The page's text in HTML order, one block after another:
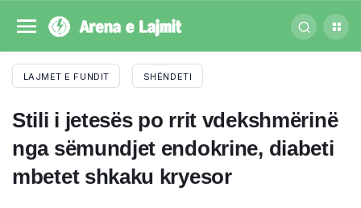
LAJMET E FUNDIT SHËNDETI
Stili i jetesës po rrit vdekshmërinë
nga sëmundjet endokrine, diabeti
mbetet shkaku kryesor